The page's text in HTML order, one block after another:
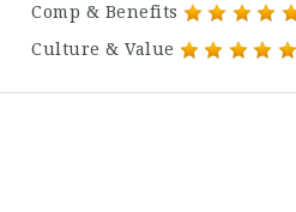
Comp & Benefits
Culture & Value